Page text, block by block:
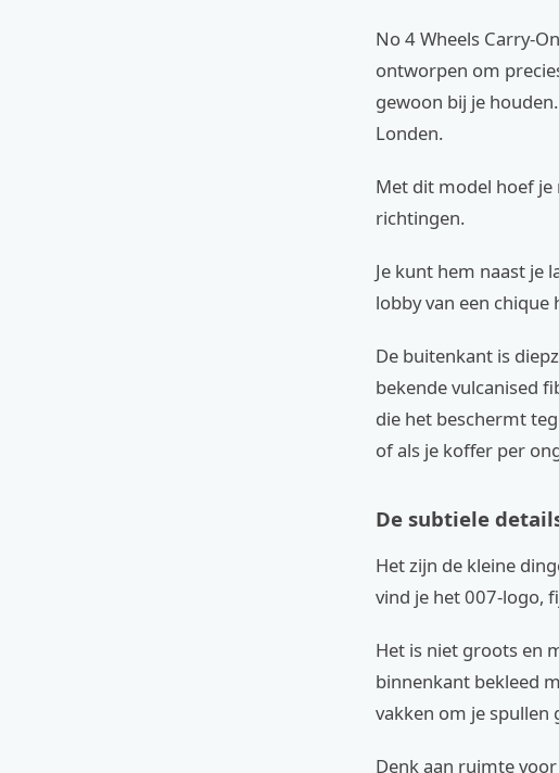
No 4 Wheels Carry-
ontworpen om
gewoon bij je
Londen.
Met dit model hoef je
richtingen.
Je kunt hem naast je
lobby van een chique
De buitenkant is
bekende vulcanised
die het beschermt
of als je koffer per
De subtiele
Het zijn de kleine
vind je het 007-logo,
Het is niet groots en
binnenkant bekleed
vakken om je spullen
Denk aan ruimte